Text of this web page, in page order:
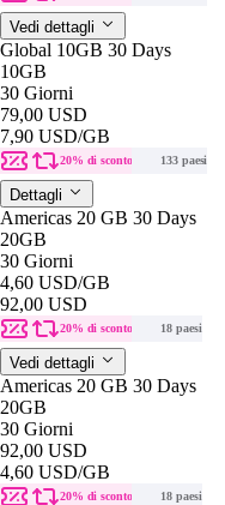
Vedi dettagli
Global 10GB 30 Days
10GB
30 Giorni
79,00 USD
7,90 USD/GB
20% di sconto 133 paesi
Dettagli
Americas 20 GB 30 Days
20GB
30 Giorni
4,60 USD/GB
92,00 USD
20% di sconto 18 paesi
Vedi dettagli
Americas 20 GB 30 Days
20GB
30 Giorni
92,00 USD
4,60 USD/GB
20% di sconto 18 paesi